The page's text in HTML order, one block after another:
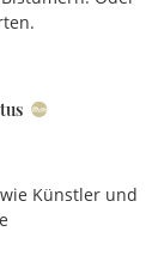
Künstler und